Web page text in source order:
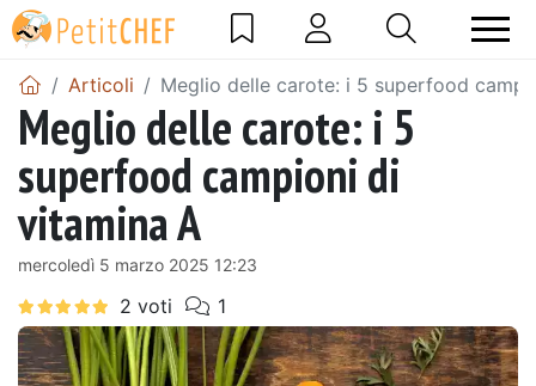
Articoli Meglio delle carote: i 5 superfood
Meglio delle carote: i 5
superfood campioni di
vitamina A
mercoledì 5 marzo 2025 12:23